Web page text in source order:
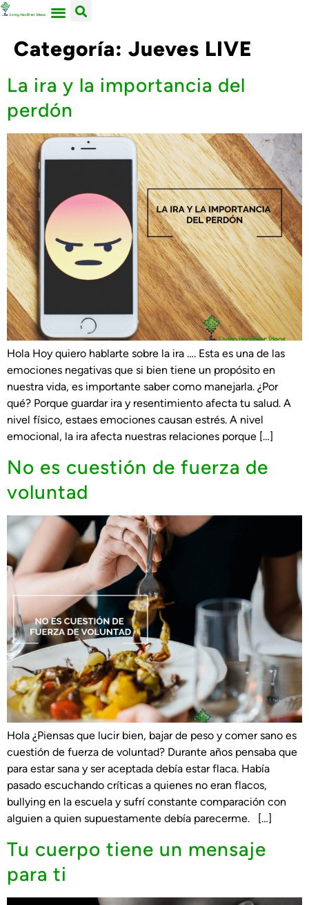
Categoría: Jueves LIVE
La ira y la importancia del
perdón
Hola Hoy quiero hablarte sobre la ira …. Esta es una de las
emociones negativas que si bien tiene un propósito en
nuestra vida, es importante saber como manejarla. ¿Por
qué? Porque guardar ira y resentimiento afecta tu salud. A
nivel físico, estaes emociones causan estrés. A nivel
emocional, la ira afecta nuestras relaciones porque […]
No es cuestión de fuerza de
voluntad
Hola ¿Piensas que lucir bien, bajar de peso y comer sano es
cuestión de fuerza de voluntad? Durante años pensaba que
para estar sana y ser aceptada debía estar flaca. Había
pasado escuchando críticas a quienes no eran flacos,
bullying en la escuela y sufrí constante comparación con
alguien a quien supuestamente debía parecerme. […]
Tu cuerpo tiene un mensaje
para ti